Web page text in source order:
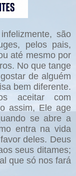
são
pelos pais,
até mesmo por
No que tange
de alguém
bem diferente.
aceitar com
assim, Ele age
se abre a
entra na vida
deles. Deus
seus ditames;
que só nos fará